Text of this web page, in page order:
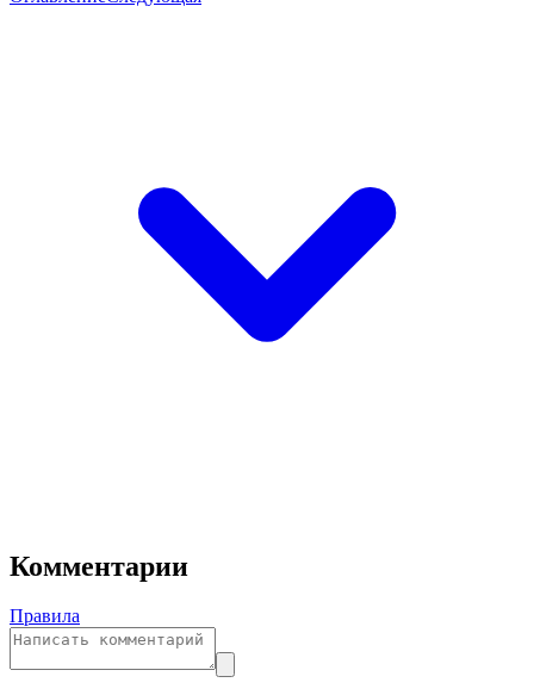
Комментарии
Правила